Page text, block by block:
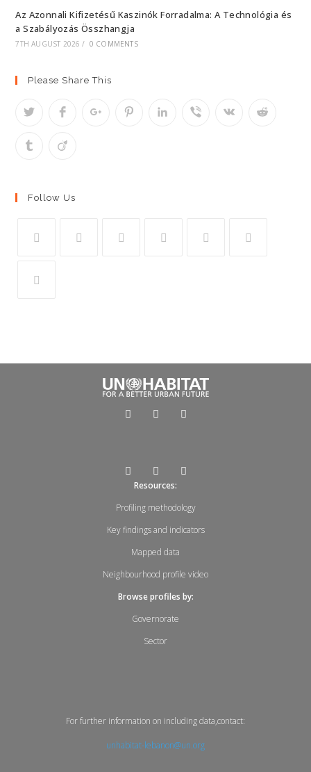
Az Azonnali Kifizetésű Kaszinók Forradalma: A Technológia és
a Szabályozás Összhangja
7TH AUGUST 2026 / 0 COMMENTS
Please Share This
Follow Us
Resources:
Profiling methodology
Key findings and indicators
Mapped data
Neighbourhood profile video
Browse profiles by:
Governorate
Sector
For further information on including data,contact:
unhabitat-lebanon@un.org